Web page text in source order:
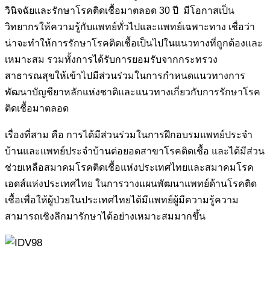
วินิจฉัยและรักษาโรคติดเชื้อมาตลอด 30 ปี มีโอกาสเป็น
วิทยากรให้ความรู้กับแพทย์ทั่วไปและแพทย์เฉพาะทาง เชื่อว่า
น่าจะทำให้การรักษาโรคติดเชื้อเป็นไปในแนวทางที่ถูกต้องและ
เหมาะสม รวมทั้งการได้รับการยอมรับจากกระทรวง
สาธารณสุขให้เข้าไปมีส่วนร่วมในการกำหนดแนวทางการ
พัฒนาบัญชียาหลักแห่งชาติและแนวทางเกี่ยวกับการรักษาโรค
ติดเชื้อมาตลอด
เรื่องที่สาม คือ การได้มีส่วนร่วมในการฝึกอบรมแพทย์ประจำ
บ้านและแพทย์ประจำบ้านต่อยอดสาขาโรคติดเชื้อ และได้มีส่วน
ช่วยเหลือสมาคมโรคติดเชื้อแห่งประเทศไทยและสมาคมโรค
เอดส์แห่งประเทศไทย ในการวางแผนพัฒนาแพทย์ด้านโรคติด
เชื้อเพื่อให้ผู้ป่วยในประเทศไทยได้มีแพทย์ผู้มีความรู้ความ
สามารถเชิงลึกมารักษาได้อย่างเหมาะสมมากขึ้น